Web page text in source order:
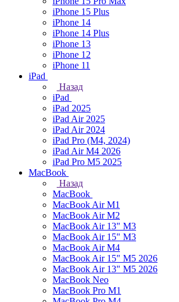
iPhone 15 Plus
iPhone 14
iPhone 14 Plus
iPhone 13
iPhone 12
iPhone 11
iPad
Назад
iPad
iPad 2025
iPad Air 2025
iPad Air 2024
iPad Pro (M4, 2024)
iPad Air M4 2026
iPad Pro M5 2025
MacBook
Назад
MacBook
MacBook Air M1
MacBook Air M2
MacBook Air 13" M3
MacBook Air 15" M3
MacBook Air M4
MacBook Air 15" М5 2026
MacBook Air 13" М5 2026
MacBook Neo
MacBook Pro M1